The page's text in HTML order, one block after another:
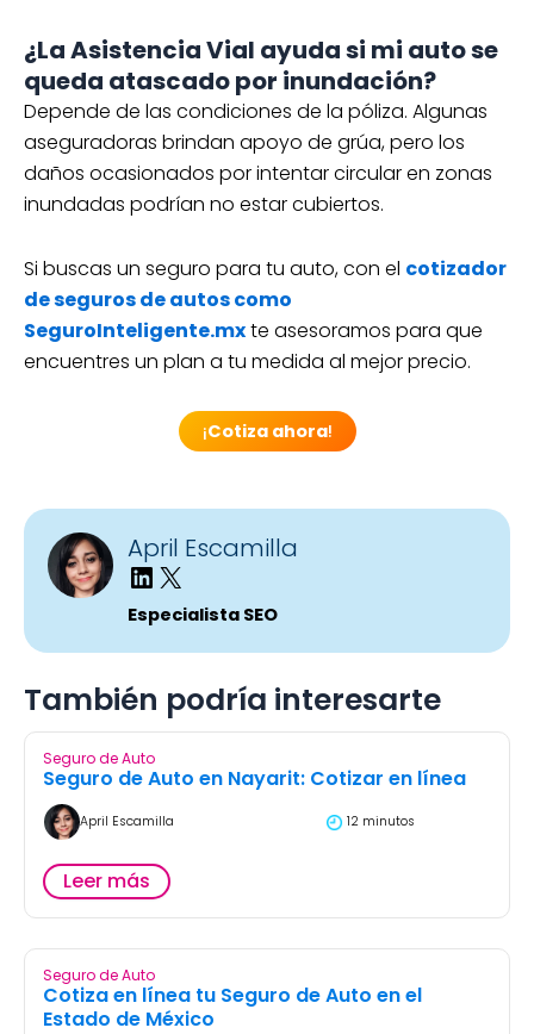
¿La Asistencia Vial ayuda si mi auto se
queda atascado por inundación?
Depende de las condiciones de la póliza. Algunas
aseguradoras brindan apoyo de grúa, pero los
daños ocasionados por intentar circular en zonas
inundadas podrían no estar cubiertos.
Si buscas un seguro para tu auto, con el cotizador
de seguros de autos como
SeguroInteligente.mxte asesoramos para que
encuentres un plan a tu medida al mejor precio.
¡Cotiza ahora!
April Escamilla
Especialista SEO
También podría interesarte
Seguro de Auto
Seguro de Auto en Nayarit: Cotizar en línea
April Escamilla 12 minutos
Leer más
Seguro de Auto
Cotiza en línea tu Seguro de Auto en el
Estado de México